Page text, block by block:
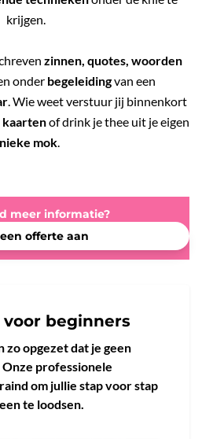
krijgen.
zinnen, quotes, woorden
onder begeleidingvan een
. Wie weet verstuur jij binnenkort
kaartenof drink je thee uit je eigen
mok.
meer informatie?
offerte aan
beginners
zo opgezet dat je geen
professionele
om jullie stap voor stap
te loodsen.